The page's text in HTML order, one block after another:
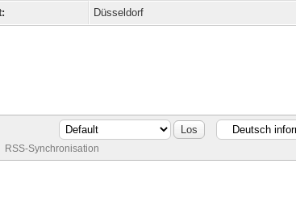
Düsseldorf
RSS-Synchronisation